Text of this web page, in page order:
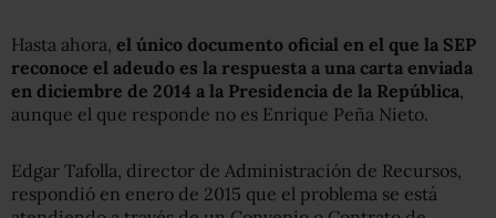
Hasta ahora, el único documento oficial en el que la SEP
reconoce el adeudo es la respuesta a una carta enviada
en diciembre de 2014 a la Presidencia de la República
aunque el que responde no es Enrique Peña Nieto.
Edgar Tafolla, director de Administración de Recursos,
respondió en enero de 2015 que el problema se está